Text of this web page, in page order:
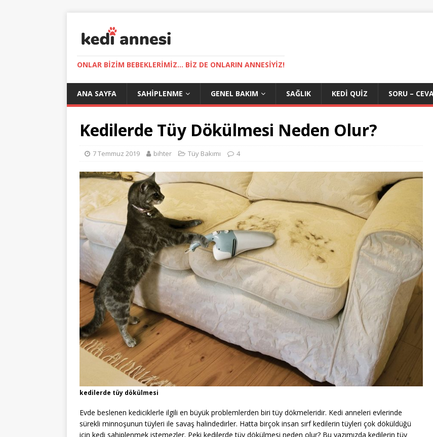
ONLAR BIZIM BEBEKLERIMIZ... BIZ DE ONLARIN ANNESIYIZ!
ANA SAYFA SAHIPLENME GENEL BAKIM SAĞLIK KEDI QUIZ SORU –
Kedilerde Tüy Dökülmesi Neden Olur?
7 Temmuz 2019 bihter Tüy Bakımı 4
kedilerde tüy dökülmesi
Evde beslenen kediciklerle ilgili en büyük problemlerden biri tüy dökmeleridir. Kedi anneleri evlerinde
sürekli minnoşunun tüyleri ile savaş halindedirler. Hatta birçok insan sırf kedilerin tüyleri çok döküldüğü
için kedi sahiplenmek istemezler. Peki kedilerde tüy dökülmesi neden olur? Bu yazımızda kedilerin tüy